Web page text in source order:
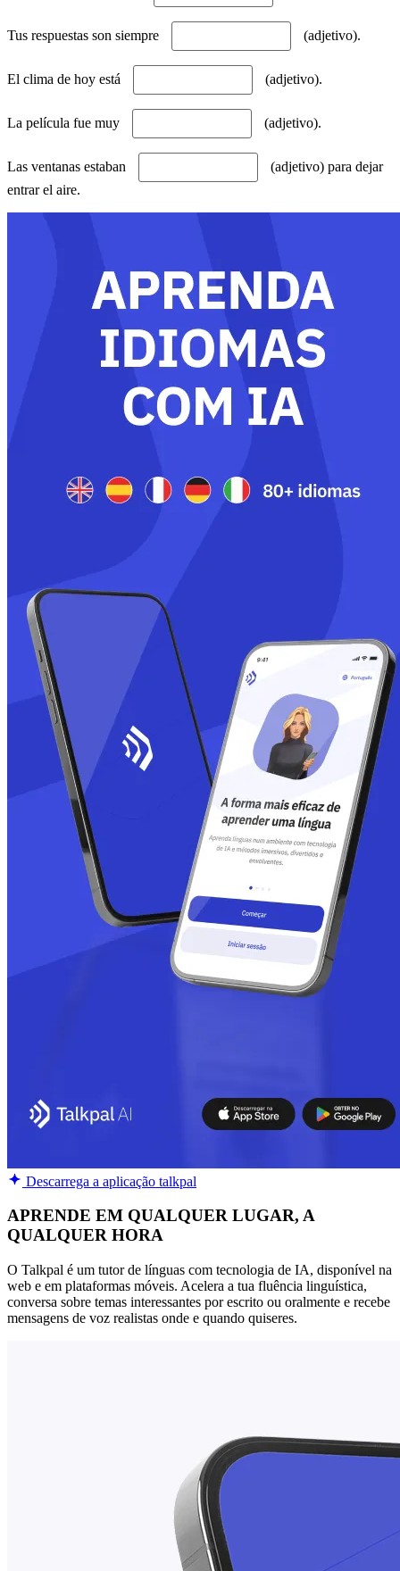
Tus respuestas son siempre (adjetivo).
El clima de hoy está (adjetivo).
La película fue muy (adjetivo).
Las ventanas estaban
(adjetivo) para dejar
entrar el aire.
Descarrega a aplicação talkpal
APRENDE EM QUALQUER LUGAR, A
QUALQUER HORA
O Talkpal é um tutor de línguas com tecnologia de IA, disponível na
web e em plataformas móveis. Acelera a tua fluência linguística,
conversa sobre temas interessantes por escrito ou oralmente e recebe
mensagens de voz realistas onde e quando quiseres.